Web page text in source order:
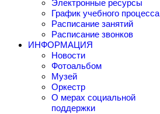
Электронные ресурсы
График учебного процесса
Расписание занятий
Расписание звонков
ИНФОРМАЦИЯ
Новости
Фотоальбом
Музей
Оркестр
О мерах социальной
поддержки